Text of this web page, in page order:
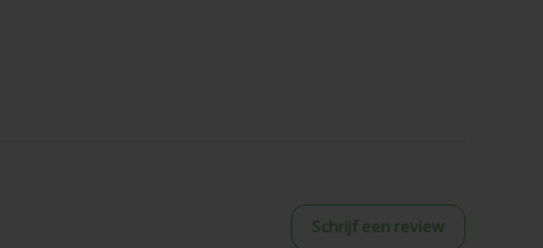
Schrijf een review